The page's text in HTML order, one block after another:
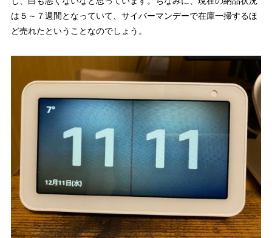
は５～７週間となっていて、サイバーマンデーで在庫一掃するほ
ど売れたということなのでしょう。